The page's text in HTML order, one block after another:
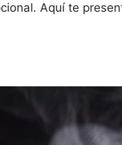
Aquí te